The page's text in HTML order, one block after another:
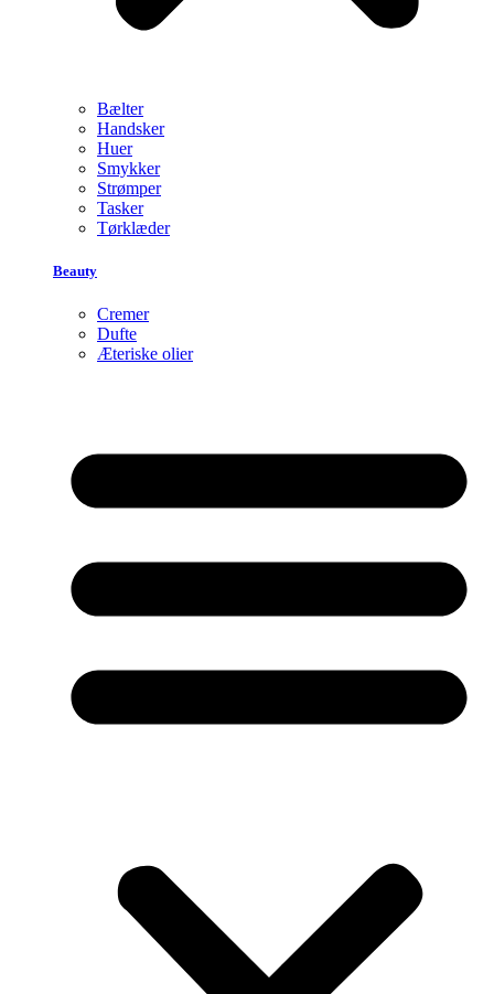
Bælter
Handsker
Huer
Smykker
Strømper
Tasker
Tørklæder
Beauty
Cremer
Dufte
Æteriske olier